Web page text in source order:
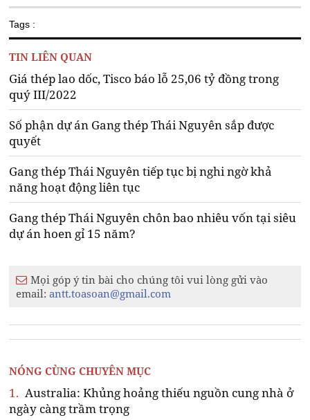
Tags :
TIN LIÊN QUAN
Giá thép lao dốc, Tisco báo lỗ 25,06 tỷ đồng trong
quý III/2022
Số phận dự án Gang thép Thái Nguyên sắp được
quyết
Gang thép Thái Nguyên tiếp tục bị nghi ngờ khả
năng hoạt động liên tục
Gang thép Thái Nguyên chôn bao nhiêu vốn tại siêu
dự án hoen gỉ 15 năm?
Mọi góp ý tin bài cho chúng tôi vui lòng gửi vào
email:antt.toasoan@gmail.com
NÓNG CÙNG CHUYÊN MỤC
1. Australia: Khủng hoảng thiếu nguồn cung nhà ở
ngày càng trầm trọng